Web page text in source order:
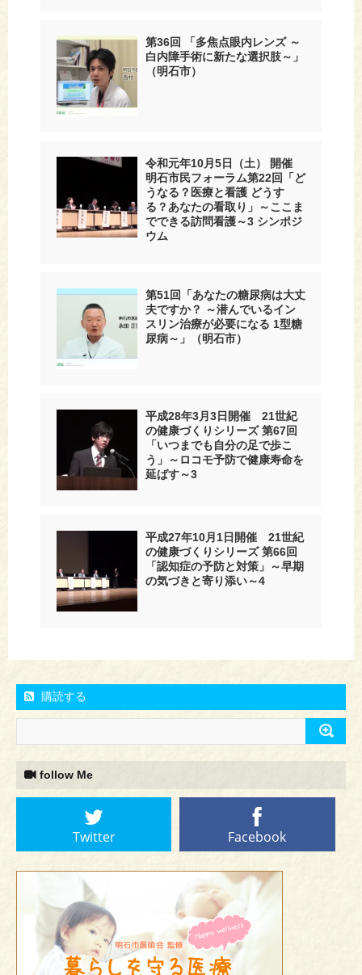
第36回 「多焦点眼内レンズ ～
白内障手術に新たな選択肢～」
（明石市）
令和元年10月5日（土） 開催
明石市民フォーラム第22回「ど
うなる？医療と看護 どうす
る？あなたの看取り」～ここま
でできる訪問看護～3 シンポジ
ウム
第51回「あなたの糖尿病は大丈
夫ですか？ ～潜んでいるイン
スリン治療が必要になる 1型糖
尿病～」（明石市）
平成28年3月3日開催 21世紀
の健康づくりシリーズ 第67回
「いつまでも自分の足で歩こ
う」～ロコモ予防で健康寿命を
延ばす～3
平成27年10月1日開催 21世紀
の健康づくりシリーズ 第66回
「認知症の予防と対策」～早期
の気づきと寄り添い～4
購読する
follow Me
Twitter Facebook